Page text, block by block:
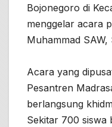
Bojonegoro di
menggelar acara
Muhammad
Acara yang
Pesantren
berlangsung
Sekitar 700 siswa